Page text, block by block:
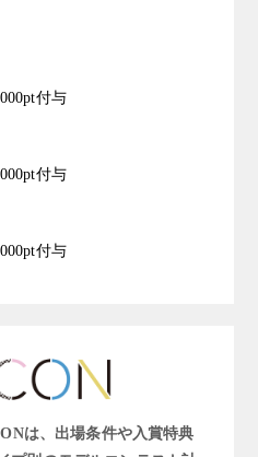
付与
付与
付与
は、出場条件や入賞特典